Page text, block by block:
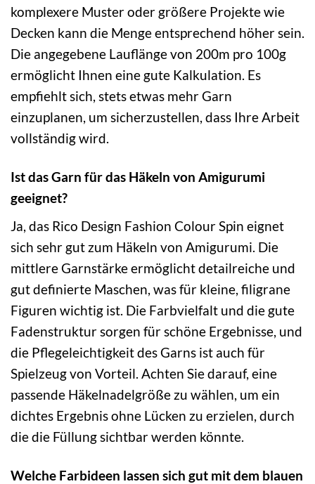
komplexere Muster oder größere Projekte wie
Decken kann die Menge entsprechend höher sein.
Die angegebene Lauflänge von 200m pro 100g
ermöglicht Ihnen eine gute Kalkulation. Es
empfiehlt sich, stets etwas mehr Garn
einzuplanen, um sicherzustellen, dass Ihre Arbeit
vollständig wird.
Ist das Garn für das Häkeln von Amigurumi
geeignet?
Ja, das Rico Design Fashion Colour Spin eignet
sich sehr gut zum Häkeln von Amigurumi. Die
mittlere Garnstärke ermöglicht detailreiche und
gut definierte Maschen, was für kleine, filigrane
Figuren wichtig ist. Die Farbvielfalt und die gute
Fadenstruktur sorgen für schöne Ergebnisse, und
die Pflegeleichtigkeit des Garns ist auch für
Spielzeug von Vorteil. Achten Sie darauf, eine
passende Häkelnadelgröße zu wählen, um ein
dichtes Ergebnis ohne Lücken zu erzielen, durch
die die Füllung sichtbar werden könnte.
Welche Farbideen lassen sich gut mit dem blauen